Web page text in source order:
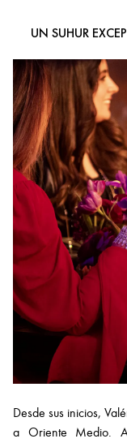
UN SUHUR
Desde sus inicios,
a Oriente Medio.